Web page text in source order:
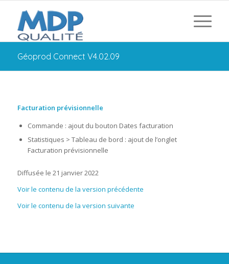
Géoprod Connect V4.02.09
Facturation prévisionnelle
Commande : ajout du bouton Dates facturation
Statistiques > Tableau de bord : ajout de l’onglet
Facturation prévisionnelle
Diffusée le 21 janvier 2022
Voir le contenu de la version précédente
Voir le contenu de la version suivante